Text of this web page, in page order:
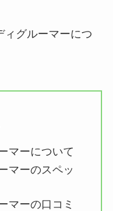
ィグルーマーにつ
マーについて
マーのスペッ
マーの口コミ